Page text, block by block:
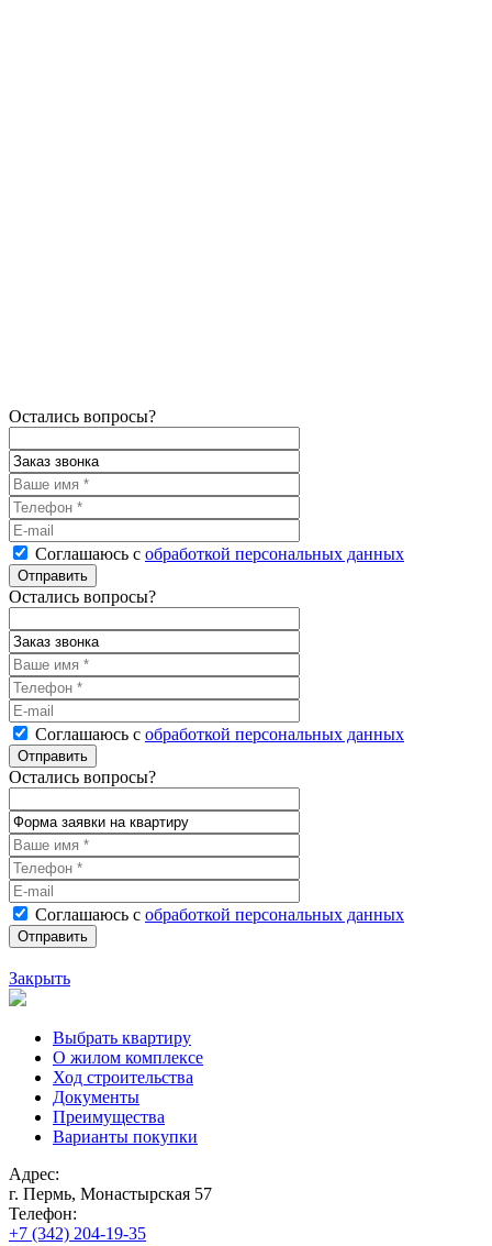
Остались вопросы?
Соглашаюсь с обработкой персональных данных
Остались вопросы?
Соглашаюсь с обработкой персональных данных
Остались вопросы?
Соглашаюсь с обработкой персональных данных
Закрыть
Выбрать квартиру
О жилом комплексе
Ход строительства
Документы
Преимущества
Варианты покупки
Адрес:
г. Пермь, Монастырская 57
Телефон:
+7 (342) 204-19-35